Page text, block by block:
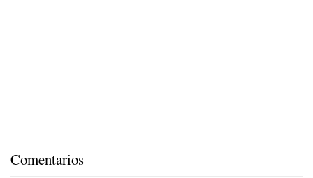
Comentarios